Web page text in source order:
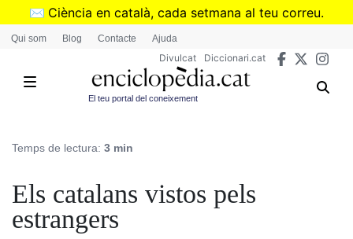
Vés
✉️ Ciència en català, cada setmana al teu correu.
➜Subscriu-te al butlletí de Divulcat
Qui som Blog Contacte Ajuda
Divulcat Diccionari.cat
El teu portal del coneixement
Temps de lectura: 3 min
Els catalans vistos pels
estrangers